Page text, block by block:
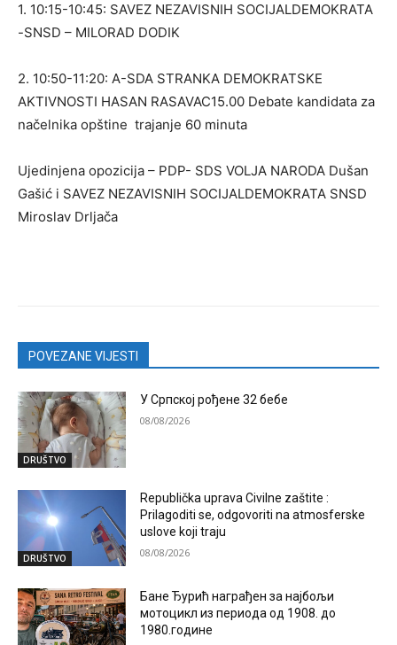
1. 10:15-10:45: SAVEZ NEZAVISNIH SOCIJALDEMOKRATA
-SNSD – MILORAD DODIK
2. 10:50-11:20: A-SDA STRANKA DEMOKRATSKE
AKTIVNOSTI HASAN RASAVAC15.00 Debate kandidata za
načelnika opštine trajanje 60 minuta
Ujedinjena opozicija – PDP- SDS VOLJA NARODA Dušan
Gašić i SAVEZ NEZAVISNIH SOCIJALDEMOKRATA SNSD
Miroslav Drljača
POVEZANE VIJESTI
DRUŠTVO
У Српској рођене 32 бебе
08/08/2026
DRUŠTVO
Republička uprava Civilne zaštite :
Prilagoditi se, odgovoriti na atmosferske
uslove koji traju
08/08/2026
Бане Ђурић награђен за најбољи
мотоцикл из периода од 1908. до
1980.године